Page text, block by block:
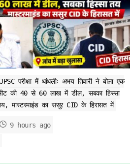
JPSC परीक्षा में धांधलीः अभय तिवारी ने बोला-एक
की 40 से 60 लाख में डील, सबका हिस्सा
मास्टरमाइंड का ससुर CID के हिरासत में
9 hours ago